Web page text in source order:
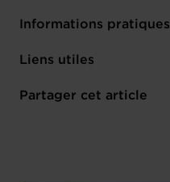
Informations pratiques
Lundi 6 Juil 2026
Anglais
Liens utiles
M'inscrire
Partager cet article